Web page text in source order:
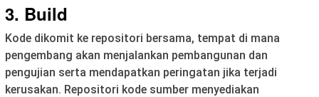
3. Build
Kode dikomit ke repositori bersama, tempat di mana
pengembang akan menjalankan pembangunan dan
pengujian serta mendapatkan peringatan jika terjadi
kerusakan. Repositori kode sumber menyediakan